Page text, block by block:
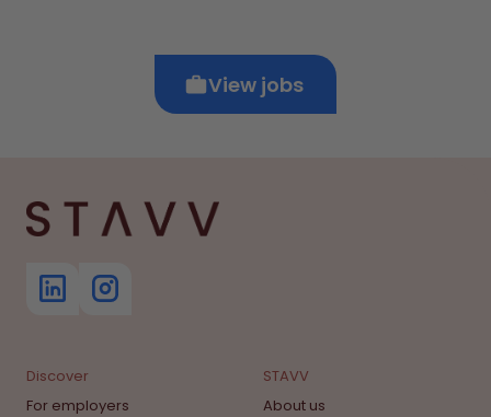
View jobs
Discover
For employers
STAVV
About us